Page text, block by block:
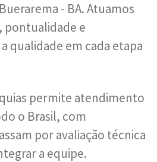
- BA. Atuamos
pontualidade e
qualidade em cada etapa
permite atendimento
o Brasil, com
por avaliação técnica
a equipe.